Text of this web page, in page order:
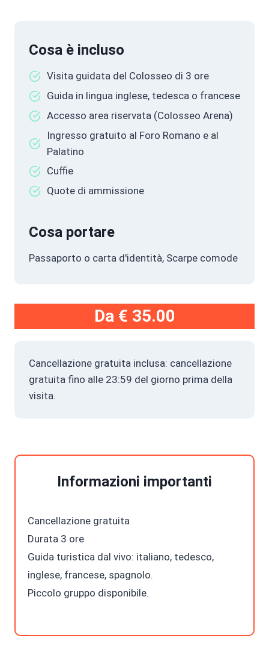
Cosa è incluso
Visita guidata del Colosseo di 3 ore
Guida in lingua inglese, tedesca o francese
Accesso area riservata (Colosseo Arena)
Ingresso gratuito al Foro Romano e al
Palatino
Cuffie
Quote di ammissione
Cosa portare
Passaporto o carta d'identità, Scarpe comode
Da € 35.00
Cancellazione gratuita inclusa: cancellazione
gratuita fino alle 23:59 del giorno prima della
visita.
Informazioni importanti
Cancellazione gratuita
Durata 3 ore
Guida turistica dal vivo: italiano, tedesco,
inglese, francese, spagnolo.
Piccolo gruppo disponibile.